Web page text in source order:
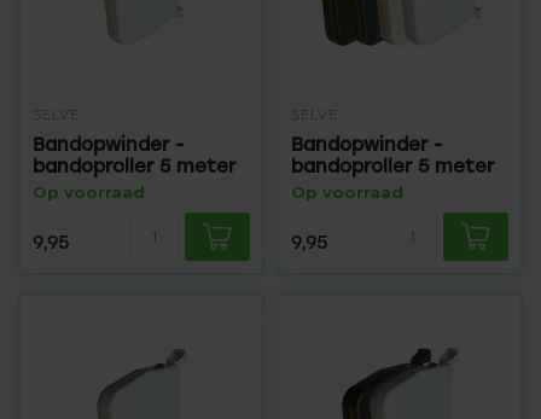
SELVE
Bandopwinder -
bandoproller 5 meter
Op voorraad
9,95
SELVE
Bandopwinder -
bandoproller 5 meter
Op voorraad
9,95